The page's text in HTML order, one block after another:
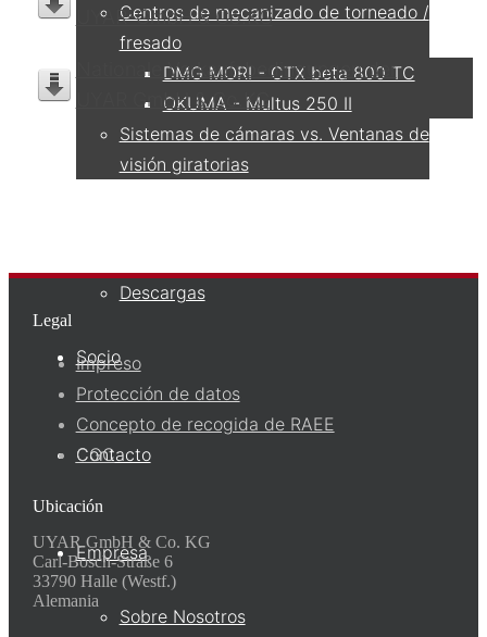
Centros de mecanizado de torneado /
fresado
DMG MORI - CTX beta 800 TC
OKUMA - Multus 250 II
Sistemas de cámaras vs. Ventanas de
visión giratorias
Descargas
Socio
Contacto
Empresa
Sobre Nosotros
UYAR-GmbH & Co.KG
Nationale Verkaufsbedingungen der
UYAR GmbH & Co.KG
Legal
Impreso
Protección de datos
Concepto de recogida de RAEE
CGC
Ubicación
UYAR GmbH & Co. KG
Carl-Bosch-Straße 6
33790 Halle (Westf.)
Alemania